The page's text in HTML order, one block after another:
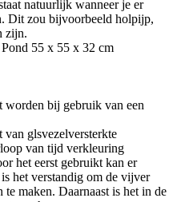
natuurlijk wanneer je er
Dit zou bijvoorbeeld holpijp,
zijn.
55 x 55 x 32 cm
worden bij gebruik van een
van glsvezelversterkte
van tijd verkleuring
het eerst gebruikt kan er
het verstandig om de vijver
maken. Daarnaast is het in de